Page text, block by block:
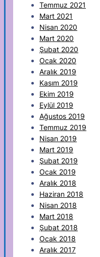
Temmuz 2021
Mart 2021
Nisan 2020
Mart 2020
Şubat 2020
Ocak 2020
Aralık 2019
Kasım 2019
Ekim 2019
Eylül 2019
Ağustos 2019
Temmuz 2019
Nisan 2019
Mart 2019
Şubat 2019
Ocak 2019
Aralık 2018
Haziran 2018
Nisan 2018
Mart 2018
Şubat 2018
Ocak 2018
Aralık 2017